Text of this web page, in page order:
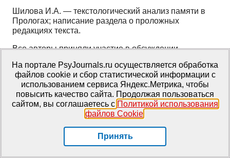
Шилова И.А. — текстологический анализ памяти в
Прологах; написание раздела о проложных
редакциях текста.
Все авторы приняли участие в обсуждении
рукописи.
Конфликт интересов
Авторы заявляют об отсутствии конфликта
На портале PsyJournals.ru осуществляется обработка
файлов cookie и сбор статистической информации с
использованием сервиса Яндекс.Метрика, чтобы
повысить качество сайта. Продолжая пользоваться
сайтом, вы соглашаетесь с Политикой использования
файлов Cookie.
Принять